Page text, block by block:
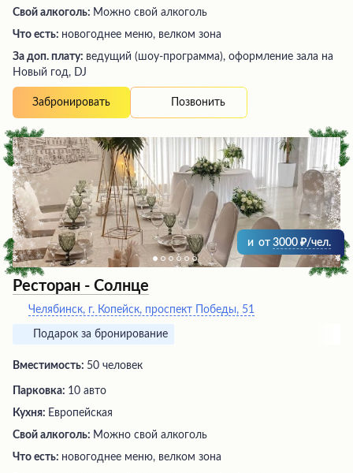
Свой алкоголь: Можно свой алкоголь
Что есть: новогоднее меню, велком зона
За доп. плату: ведущий (шоу-программа), оформление зала на
Новый год, DJ
Забронировать Позвонить
и от 3000 /чел.
Ресторан - Солнце
Челябинск, г. Копейск, проспект Победы, 51
Подарок за бронирование
Вместимость: 50 человек
Парковка: 10 авто
Кухня: Европейская
Свой алкоголь: Можно свой алкоголь
Что есть: новогоднее меню, велком зона